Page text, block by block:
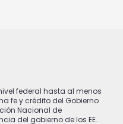
federal hasta al menos
fe y crédito del Gobierno
Nacional de
del gobierno de los EE.